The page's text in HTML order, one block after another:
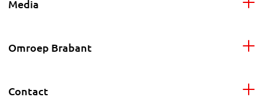
Media
Omroep Brabant
Contact